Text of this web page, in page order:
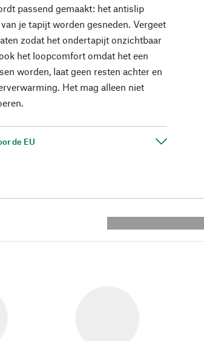
passend gemaakt: het antislip
je tapijt worden gesneden. Vergeet
zodat het ondertapijt onzichtbaar
het loopcomfort omdat het een
worden, laat geen resten achter en
Het mag alleen niet
de EU